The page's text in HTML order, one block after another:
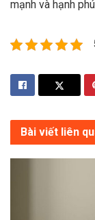
mạnh và hạnh
Bài viết liên